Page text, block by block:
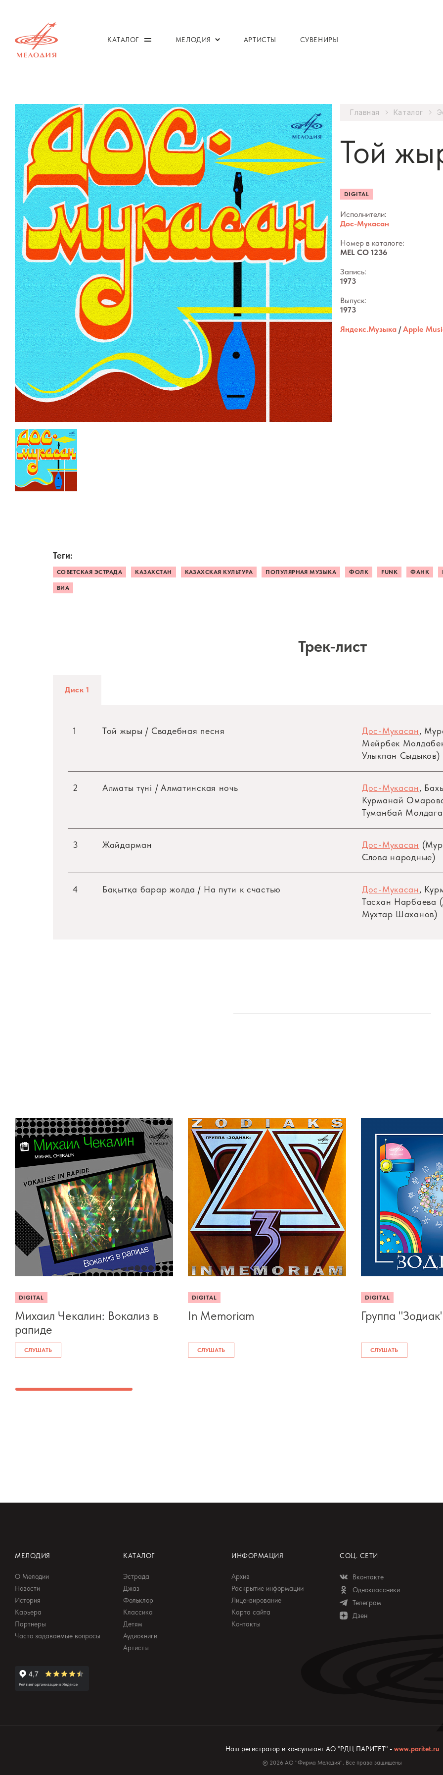
КАТАЛОГ МЕЛОДИЯ АРТИСТЫ СУВЕНИРЫ
Главная Каталог
Той
DIGITAL
Исполнители:
Дос-Мукасан
Номер в каталоге:
MEL CO 1236
Запись:
1973
Выпуск:
1973
Яндекс.Музыка /Apple
Теги:
СОВЕТСКАЯ ЭСТРАДА КАЗАХСТАН КАЗАХСКАЯ КУЛЬТУРА ПОПУЛЯРНАЯ МУЗЫКА ФОЛК FUNK ФАНК
ВИА
Трек-лист
Диск 1
1 Той жыры / Свадебная песня Дос-Мукасан,
Мейрбек
Улыкпан Сыдыков)
2 Алматы түні / Алматинская ночь Дос-Мукасан,
Курманай
Туманбай
3 Жайдарман Дос-Мукасан
Слова народные)
4 Бақытқа барар жолда / На пути к счастью Дос-Мукасан,
Тасхан Нарбаева
Мухтар Шаханов)
DIGITAL
Михаил Чекалин: Вокализ в
рапиде
СЛУШАТЬ
DIGITAL
In Memoriam
СЛУШАТЬ
DIGITAL
Группа
СЛУШАТЬ
МЕЛОДИЯ
О Мелодии
Новости
История
Карьера
Партнеры
Часто задаваемые вопросы
КАТАЛОГ
Эстрада
Джаз
Фольклор
Классика
Детям
Аудиокниги
Артисты
ИНФОРМАЦИЯ
Архив
Раскрытие информации
Лицензирование
Карта сайта
Контакты
СОЦ. СЕТИ
Вконтакте
Одноклассники
Телеграм
Дзен
Наш регистратор и консультант АО "РДЦ ПАРИТЕТ" - www.paritet.ru
© 2026 АО "Фирма Мелодия". Все права защищены